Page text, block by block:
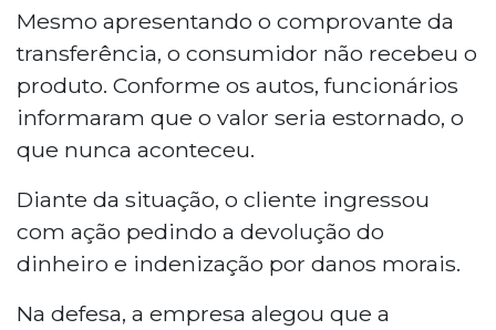
solidária na cadeia de fornecimento.
Mesmo apresentando o comprovante da
transferência, o consumidor não recebeu o
produto. Conforme os autos, funcionários
informaram que o valor seria estornado, o
que nunca aconteceu.
Diante da situação, o cliente ingressou
com ação pedindo a devolução do
dinheiro e indenização por danos morais.
Na defesa, a empresa alegou que a